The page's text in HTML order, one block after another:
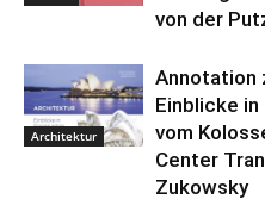
von der
Architektur
Annotation
Einblicke
vom
Center
Zukowsky